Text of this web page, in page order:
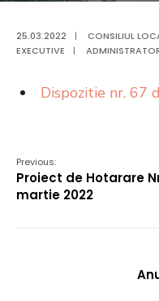
25.03.2022 | CONSILIUL
EXECUTIVE
|
Dispozitie nr. 67
Previous:
Proiect de Hotarare
martie 2022